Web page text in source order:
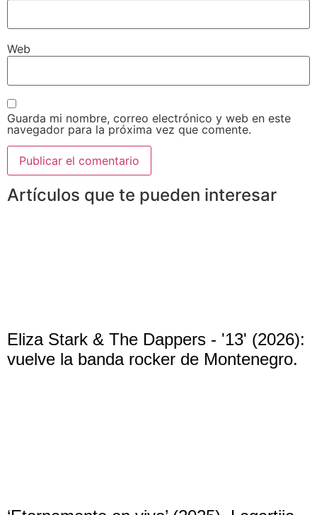
Web
Guarda mi nombre, correo electrónico y web en este
navegador para la próxima vez que comente.
Artículos que te pueden interesar
Eliza Stark & The Dappers - '13' (2026):
vuelve la banda rocker de Montenegro.